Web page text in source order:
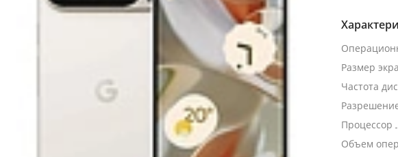
Размер
Частота
Процессор
Объем